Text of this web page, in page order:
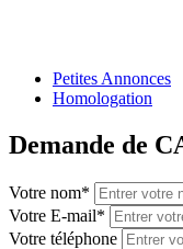
Petites Annonces
Homologation
Demande de
Votre nom*
Votre E-mail*
Votre téléphone